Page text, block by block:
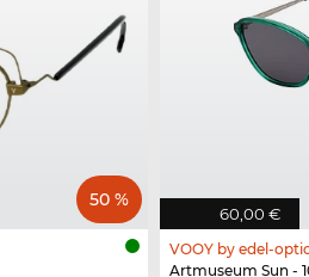
50 %
60,00 €
VOOY by edel-
Artmuseum Sun -